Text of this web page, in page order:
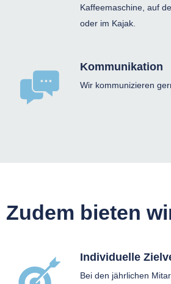
Kaffeemaschine, auf
oder im Kajak.
Kommunikation
Wir kommunizieren
Zudem bieten
Individuelle
Bei den jährlichen